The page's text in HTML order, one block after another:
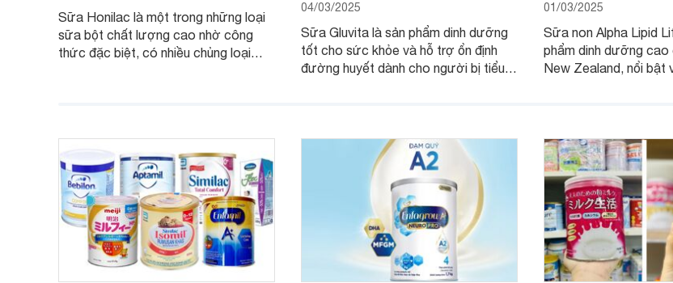
Sữa Honilac là một trong những loại
sữa bột chất lượng cao nhờ công
thức đặc biệt, có nhiều chủng loại
04/03/2025
Sữa Gluvita là sản phẩm dinh dưỡng
tốt cho sức khỏe và hỗ trợ ổn định
đường huyết dành cho người bị tiểu
thể gì, hãy cùng Websosanh.vn tìm
hiểu ngay trong bài viết sau đây.
01/03/2025
Sữa non Alpha Lipid
phẩm dinh dưỡng
New Zealand, nổi bật
công dụng cụ thể của
là gì? Hãy cùng tìm
bài viết sau.